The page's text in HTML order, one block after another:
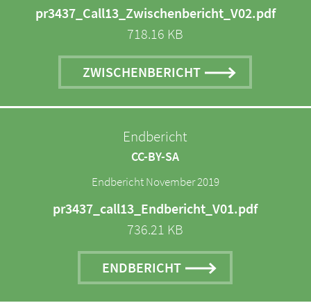
pr3437_Call13_Zwischenbericht_V02.pdf
718.16 KB
ZWISCHENBERICHT
Endbericht
CC-BY-SA
Endbericht November 2019
pr3437_call13_Endbericht_V01.pdf
736.21 KB
ENDBERICHT